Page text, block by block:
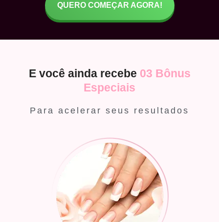
QUERO COMEÇAR AGORA!
E você ainda recebe 03 Bônus
Especiais
Para acelerar seus resultados